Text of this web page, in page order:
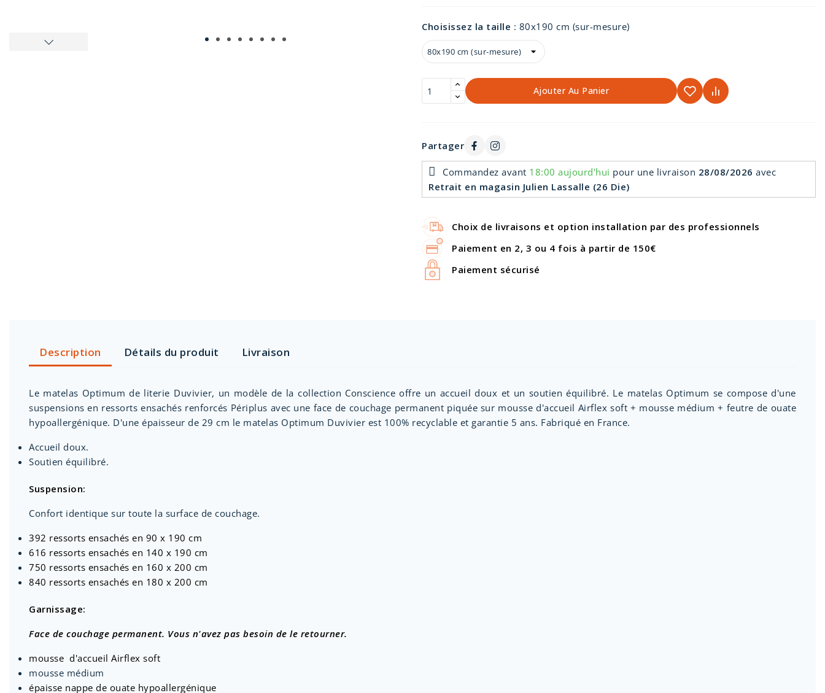
Choisissez la taille : 80x190 cm (sur-mesure)
Ajouter Au Panier
Partager
Commandez avant 18:00 aujourd'hui pour une livraison 28/08/2026 avec
Retrait en magasin Julien Lassalle (26 Die)
Choix de livraisons et option installation par des professionnels
Paiement en 2, 3 ou 4 fois à partir de 150€
Paiement sécurisé
Description Détails du produit Livraison
Le matelas Optimum de literie Duvivier, un modèle de la collection Conscience offre un accueil doux et un soutien équilibré. Le matelas Optimum se compose d'une
suspensions en ressorts ensachés renforcés Périplus avec une face de couchage permanent piquée sur mousse d'accueil Airflex soft + mousse médium + feutre de ouate
hypoallergénique. D'une épaisseur de 29 cm le matelas Optimum Duvivier est 100% recyclable et garantie 5 ans. Fabriqué en France.
Accueil doux.
Soutien équilibré.
Suspension:
Confort identique sur toute la surface de couchage.
392 ressorts ensachés en 90 x 190 cm
616 ressorts ensachés en 140 x 190 cm
750 ressorts ensachés en 160 x 200 cm
840 ressorts ensachés en 180 x 200 cm
Garnissage:
Face de couchage permanent. Vous n'avez pas besoin de le retourner.
mousse d'accueil Airflex soft
mousse médium
épaisse nappe de ouate hypoallergénique